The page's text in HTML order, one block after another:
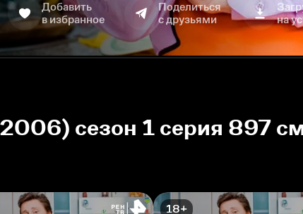
Добавить
в избранное
Поделиться
с друзьями
на
сезон 1 серия 897
18+